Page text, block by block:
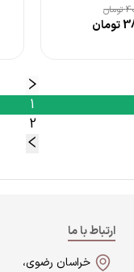
تومان
تومان
1
2
ارتباط با ما
خراسان رضوی،